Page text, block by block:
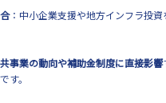
：中小企業支援や地方インフラ投
事業の動向や補助金制度に直接影響
す。